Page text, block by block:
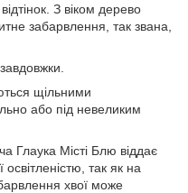
З віком дерево
забарвлення, так звана,
щільними
або під невеликим
Глаука Місті Блю віддає
так як на
хвої може